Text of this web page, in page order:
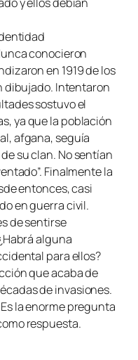
conocieron
en 1919 de los
dibujado. Intentaron
sostuvo el
ya que la población
afgana, seguía
su clan. No sentían
Finalmente la
entonces, casi
en guerra civil.
de sentirse
alguna
para ellos?
que acaba de
de invasiones.
la enorme pregunta
respuesta.